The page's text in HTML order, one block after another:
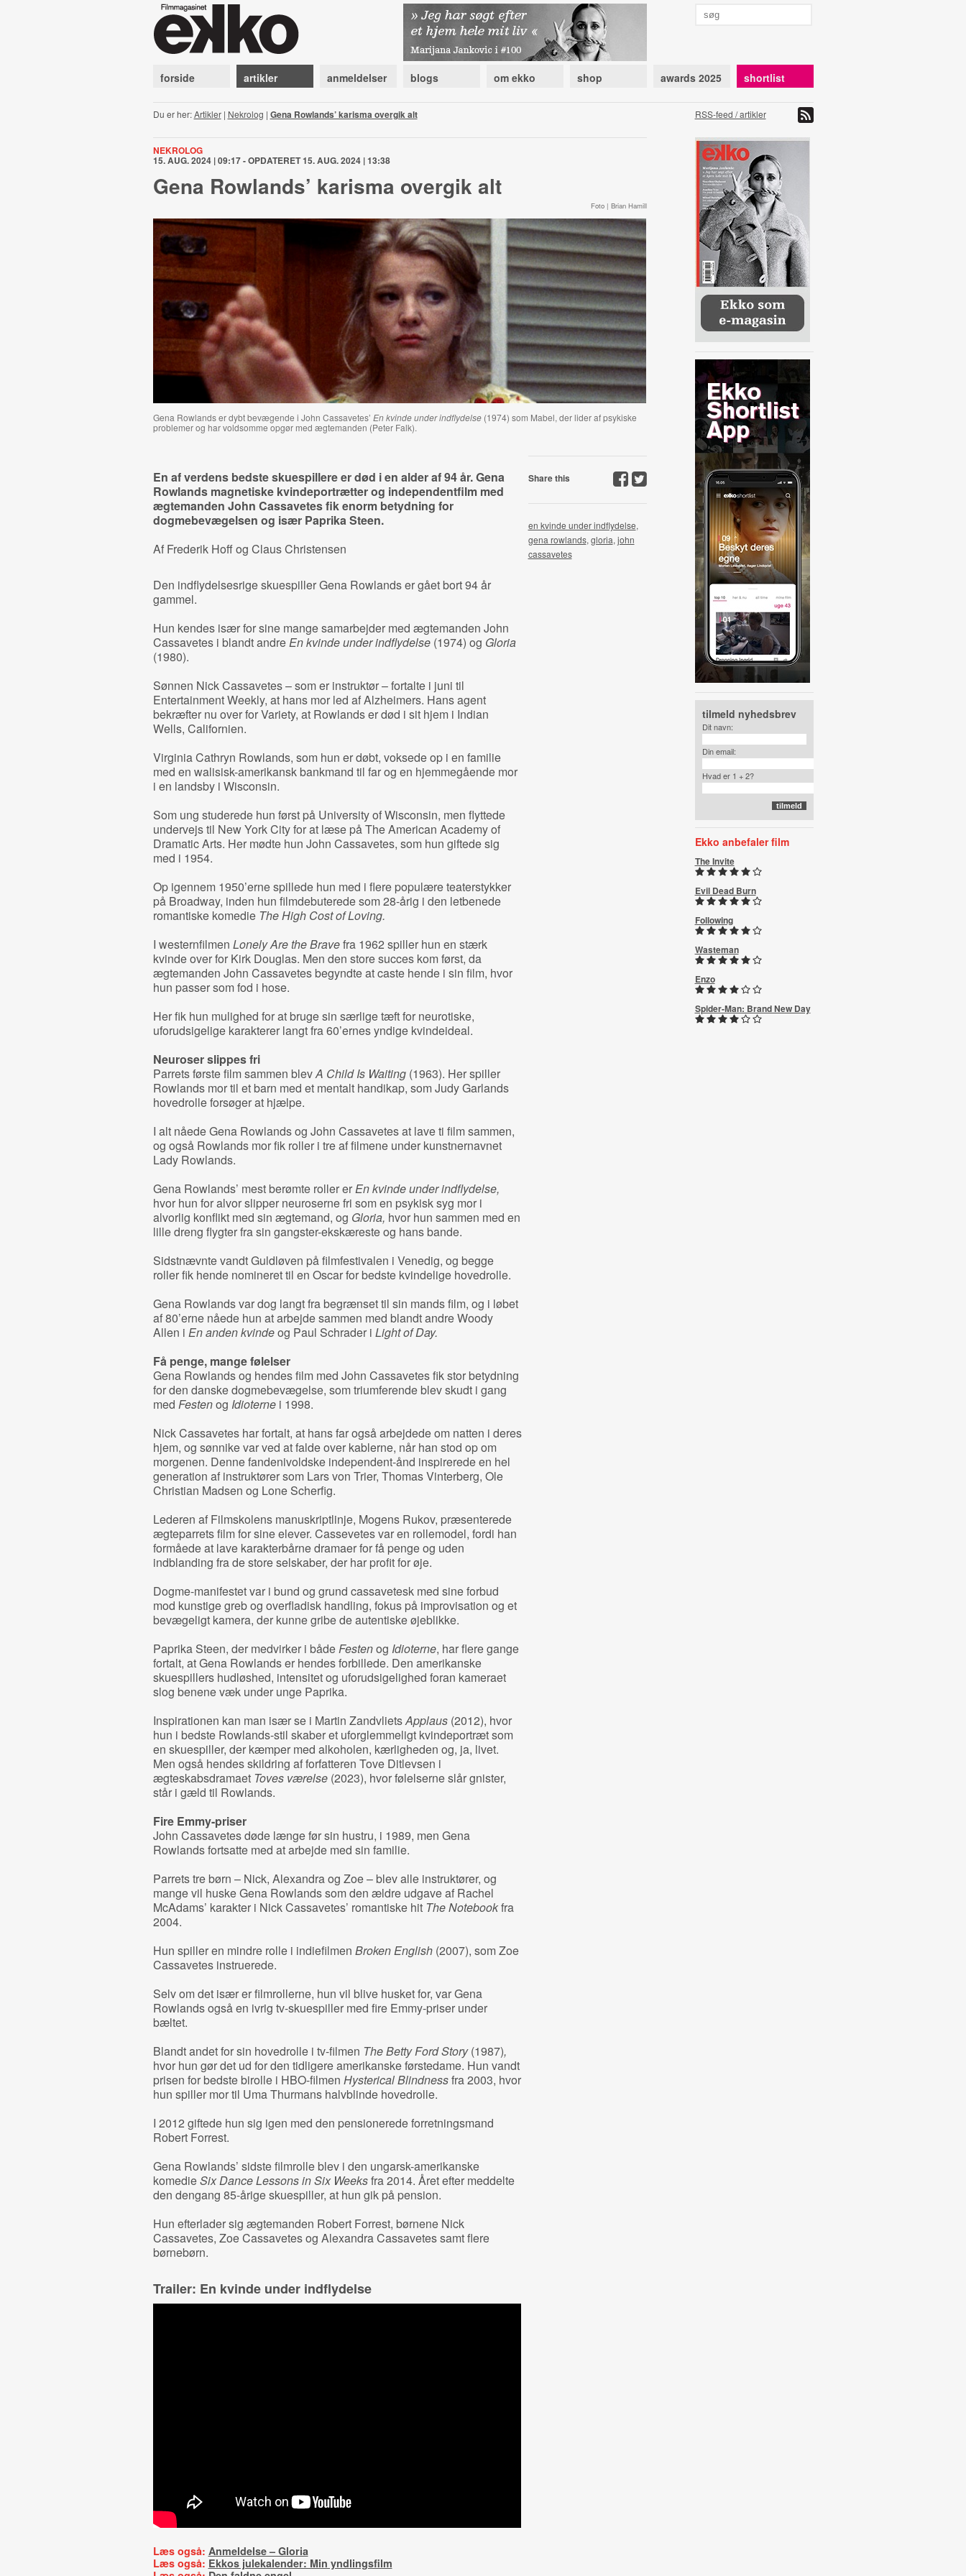
forside artikler anmeldelser blogs om ekko shop awards 2025 shortlist
Du er her:Artikler| Nekrolog | Gena Rowlands’ karisma overgik alt RSS-feed / artikler
NEKROLOG
15. AUG. 2024 | 09:17 - OPDATERET 15. AUG. 2024 | 13:38
Gena Rowlands’ karisma overgik alt
Foto | Brian Hamill
Gena Rowlands er dybt bevægende i John Cassavetes’ En kvinde under indflydelse (1974) som Mabel, der lider af psykiske
problemer og har voldsomme opgør med ægtemanden (Peter Falk).
En af verdens bedste skuespillere er død i en alder af 94 år. Gena
Rowlands magnetiske kvindeportrætter og independentfilm med
ægtemanden John Cassavetes fik enorm betydning for
dogmebevægelsen og især Paprika Steen.
Af Frederik Hoff og Claus Christensen
Den indflydelsesrige skuespiller Gena Rowlands er gået bort 94 år
gammel.
Hun kendes især for sine mange samarbejder med ægtemanden John
Cassavetes i blandt andreEn kvinde under indflydelse (1974) og Gloria
(1980).
Sønnen Nick Cassavetes – som er instruktør – fortalte i juni til
Entertainment Weekly, at hans mor led af Alzheimers. Hans agent
bekræfter nu over for Variety, at Rowlands er død i sit hjem i Indian
Wells, Californien.
Virginia Cathryn Rowlands, som hun er døbt, voksede op i en familie
med en walisisk-amerikansk bankmand til far og en hjemmegående mor
i en landsby i Wisconsin.
Som ung studerede hun først på University of Wisconsin, men flyttede
undervejs til New York City for at læse på The American Academy of
Dramatic Arts. Her mødte hun John Cassavetes, som hun giftede sig
med i 1954.
Op igennem 1950’erne spillede hun med i flere populære teaterstykker
på Broadway, inden hun filmdebuterede som 28-årig i den letbenede
romantiske komedie The High Cost of Loving.
I westernfilmen Lonely Are the Bravefra 1962 spiller hun en stærk
kvinde over for Kirk Douglas. Men den store succes kom først, da
ægtemanden John Cassavetes begyndte at caste hende i sin film, hvor
hun passer som fod i hose.
Her fik hun mulighed for at bruge sin særlige tæft for neurotiske,
uforudsigelige karakterer langt fra 60’ernes yndige kvindeideal.
Neuroser slippes fri
Parrets første film sammen blevA Child Is Waiting (1963). Her spiller
Rowlands mor til et barn med et mentalt handikap, som Judy Garlands
hovedrolle forsøger at hjælpe.
I alt nåede Gena Rowlands og John Cassavetes at lave ti film sammen,
og også Rowlands mor fik roller i tre af filmene under kunstnernavnet
Lady Rowlands.
Gena Rowlands’ mest berømte roller erEn kvinde under indflydelse,
hvor hun for alvor slipper neuroserne fri som en psykisk syg mor i
alvorlig konflikt med sin ægtemand, og Gloria, hvor hun sammen med en
lille dreng flygter fra sin gangster-ekskæreste og hans bande.
Sidstnævnte vandt Guldløven på filmfestivalen i Venedig, og begge
roller fik hende nomineret til en Oscar for bedste kvindelige hovedrolle.
Gena Rowlands var dog langt fra begrænset til sin mands film, og i løbet
af 80’erne nåede hun at arbejde sammen med blandt andre Woody
Allen i En anden kvindeog Paul Schrader i Light of Day.
Få penge, mange følelser
Gena Rowlands og hendes film med John Cassavetes fik stor betydning
for den danske dogmebevægelse, som triumferende blev skudt i gang
med Festenog Idioternei 1998.
Nick Cassavetes har fortalt, at hans far også arbejdede om natten i deres
hjem, og sønnike var ved at falde over kablerne, når han stod op om
morgenen. Denne fandenivoldske independent-ånd inspirerede en hel
generation af instruktører som Lars von Trier, Thomas Vinterberg, Ole
Christian Madsen og Lone Scherfig.
Lederen af Filmskolens manuskriptlinje, Mogens Rukov, præsenterede
ægteparrets film for sine elever. Cassevetes var en rollemodel, fordi han
formåede at lave karakterbårne dramaer for få penge og uden
indblanding fra de store selskaber, der har profit for øje.
Dogme-manifestet var i bund og grund cassavetesk med sine forbud
mod kunstige greb og overfladisk handling, fokus på improvisation og et
bevægeligt kamera, der kunne gribe de autentiske øjeblikke.
Paprika Steen, der medvirker i bådeFestenog Idioterne, har flere gange
fortalt, at Gena Rowlands er hendes forbillede. Den amerikanske
skuespillers hudløshed, intensitet og uforudsigelighed foran kameraet
slog benene væk under unge Paprika.
Inspirationen kan man især se i Martin ZandvlietsApplaus(2012), hvor
hun i bedste Rowlands-stil skaber et uforglemmeligt kvindeportræt som
en skuespiller, der kæmper med alkoholen, kærligheden og, ja, livet.
Men også hendes skildring af forfatteren Tove Ditlevsen i
ægteskabsdramaet Toves værelse (2023), hvor følelserne slår gnister,
står i gæld til Rowlands.
Fire Emmy-priser
John Cassavetes døde længe før sin hustru, i 1989, men Gena
Rowlands fortsatte med at arbejde med sin familie.
Parrets tre børn – Nick, Alexandra og Zoe – blev alle instruktører, og
mange vil huske Gena Rowlands som den ældre udgave af Rachel
McAdams’ karakter i Nick Cassavetes’ romantiske hit The Notebookfra
2004.
Hun spiller en mindre rolle i indiefilmen Broken English (2007), som Zoe
Cassavetes instruerede.
Selv om det især er filmrollerne, hun vil blive husket for, var Gena
Rowlands også en ivrig tv-skuespiller med fire Emmy-priser under
bæltet.
Blandt andet for sin hovedrolle i tv-filmen The Betty Ford Story(1987),
hvor hun gør det ud for den tidligere amerikanske førstedame. Hun vandt
prisen for bedste birolle i HBO-filmen Hysterical Blindnessfra 2003, hvor
hun spiller mor til Uma Thurmans halvblinde hovedrolle.
I 2012 giftede hun sig igen med den pensionerede forretningsmand
Robert Forrest.
Gena Rowlands’ sidste filmrolle blev i den ungarsk-amerikanske
komedieSix Dance Lessons in Six Weeksfra 2014. Året efter meddelte
den dengang 85-årige skuespiller, at hun gik på pension.
Hun efterlader sig ægtemanden Robert Forrest, børnene Nick
Cassavetes, Zoe Cassavetes og Alexandra Cassavetes samt flere
børnebørn.
Trailer: En kvinde under indflydelse
Læs også: Anmeldelse – Gloria
Læs også: Ekkos julekalender: Min yndlingsfilm
Share this
en kvinde under indflydelse,
gena rowlands, gloria, john
cassavetes
tilmeld nyhedsbrev
Dit navn:
Din email:
Hvad er 1 + 2?
Ekko anbefaler film
The Invite
Evil Dead Burn
Following
Wasteman
Enzo
Spider-Man: Brand New Day